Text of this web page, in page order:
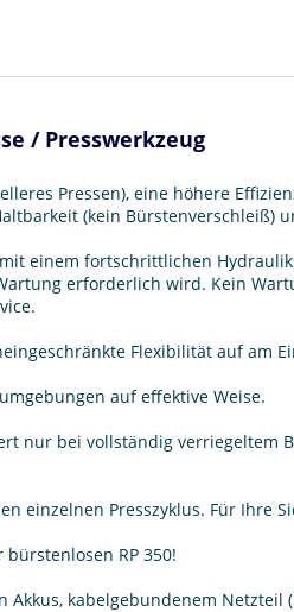
/ Presswerkzeug
Pressen), eine höhere
(kein Bürstenverschleiß)
einem fortschrittlichen
erforderlich wird. Kein
Flexibilität auf am
auf effektive Weise.
nur bei vollständig verriegeltem
einzelnen Presszyklus. Für Ihre
RP 350!
Akkus, kabelgebundenem